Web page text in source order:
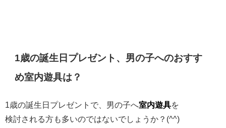
1歳の誕生日プレゼント、男の子へのおすす
め室内遊具は？
1歳の誕生日プレゼントで、男の子へ室内遊具を
検討される方も多いのではないでしょうか？(^^)